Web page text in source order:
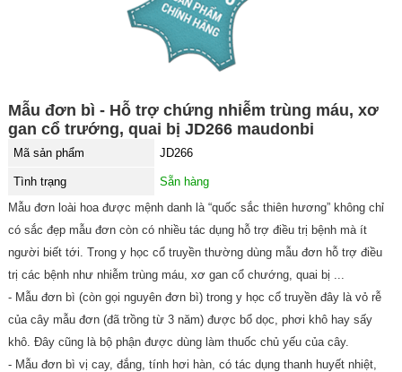
Mẫu đơn bì - Hỗ trợ chứng nhiễm trùng máu, xơ
gan cổ trướng, quai bị JD266 maudonbi
Mã sản phẩm JD266
Tình trạng
Sẵn hàng
Mẫu đơn loài hoa được mệnh danh là “quốc sắc thiên hương” không chỉ
có sắc đẹp mẫu đơn còn có nhiều tác dụng hỗ trợ điều trị bệnh mà ít
người biết tới. Trong y học cổ truyền thường dùng mẫu đơn hỗ trợ điều
trị các bệnh như nhiễm trùng máu, xơ gan cổ chướng, quai bị ...
- Mẫu đơn bì (còn gọi nguyên đơn bì) trong y học cổ truyền đây là vỏ rễ
của cây mẫu đơn (đã trồng từ 3 năm) được bổ dọc, phơi khô hay sấy
khô. Đây cũng là bộ phận được dùng làm thuốc chủ yếu của cây.
- Mẫu đơn bì vị cay, đắng, tính hơi hàn, có tác dụng thanh huyết nhiệt,